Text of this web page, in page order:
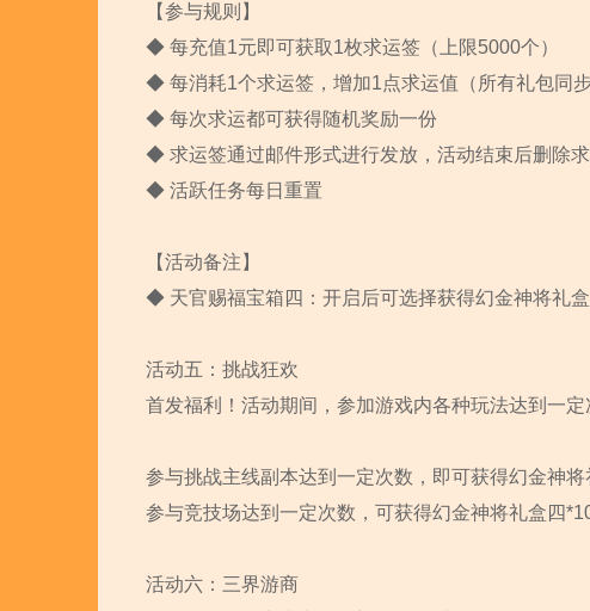
【参与规则】
◆ 每充值1元即可获取1枚求运签（上限5000个）
◆ 每消耗1个求运签，增加1点求运值（所有礼包同步
◆ 每次求运都可获得随机奖励一份
◆ 求运签通过邮件形式进行发放，活动结束后删除
◆ 活跃任务每日重置
【活动备注】
◆ 天官赐福宝箱四：开启后可选择获得幻金神将礼盒
活动五：挑战狂欢
首发福利！活动期间，参加游戏内各种玩法达到一定
参与挑战主线副本达到一定次数，即可获得幻金神将
参与竞技场达到一定次数，可获得幻金神将礼盒四*10
活动六：三界游商